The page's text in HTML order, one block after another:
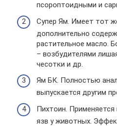
псороптоидными и
Супер Ям. Имеет тот
дополнительно
растительное масло.
– возбудителями
чесотки и др.
Ям БК. Полностью
выпускается другим
Пихтоин. Применяется
язв у животных.